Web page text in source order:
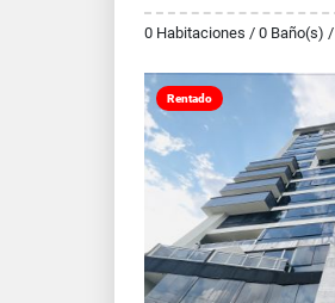
0 Habitaciones / 0 Baño(s)
Rentado